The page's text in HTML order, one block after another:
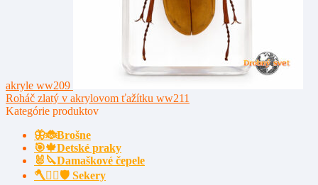
akryle ww209
Roháč zlatý v akrylovom ťažítku ww211
Kategórie produktov
🦋🐞Brošne
🎯🍁Detské praky
🐰🔪Damaškové čepele
🪓🧔‍♂️🛡️ Sekery